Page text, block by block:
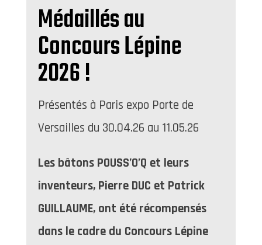
Médaillés au
Concours Lépine
2026 !
Présentés à Paris expo Porte de
Versailles du 30.04.26 au 11.05.26
Les bâtons POUSS’O’Q et leurs
inventeurs, Pierre DUC et Patrick
GUILLAUME, ont été récompensés
dans le cadre du Concours Lépine